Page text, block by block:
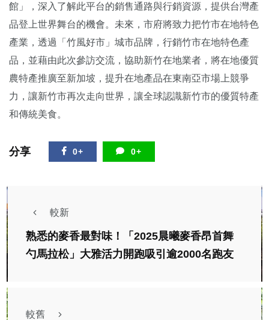
館」，深入了解此平台的銷售通路與行銷資源，提供台灣產
品登上世界舞台的機會。未來，市府將致力把竹市在地特色
產業，透過「竹風好市」城市品牌，行銷竹市在地特色產
品，並藉由此次參訪交流，協助新竹在地業者，將在地優質
農特產推廣至新加坡，提升在地產品在東南亞市場上競爭
力，讓新竹市再次走向世界，讓全球認識新竹市的優質特產
和傳統美食。
分享 0+ 0+
較新
熟悉的麥香最對味！「2025晨曦麥香昂首舞
勺馬拉松」大雅活力開跑吸引逾2000名跑友
較舊